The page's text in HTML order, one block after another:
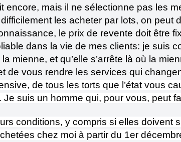
mais il ne sélectionne pas les
les acheter par lots, on peut
le prix de revente doit être
dans la vie de mes clients: je suis
mienne, et qu’elle s’arrête là où la
de vous rendre les services qui
de tous les torts que l’état vous
suis un homme qui, pour vous, peut
conditions, y compris si elles doivent
chez moi à partir du 1er